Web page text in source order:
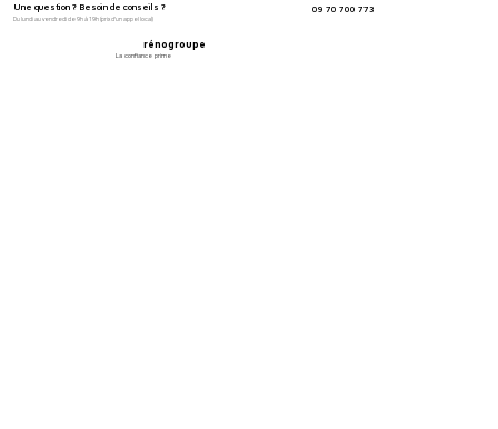
09 70 700 773
Une question ? Besoin de conseils ?
Du lundi au vendredi de 9h à 19h (prix d'un appel local)
rénogroupe
La confiance prime